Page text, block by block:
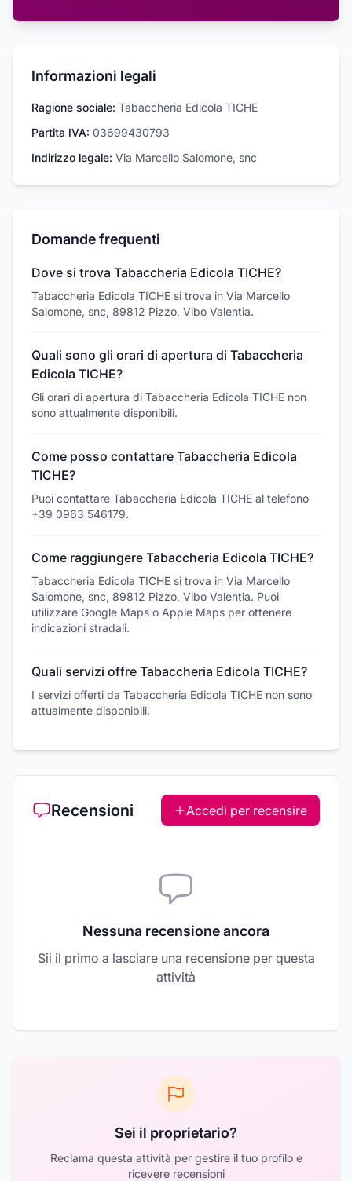
Informazioni legali
Ragione sociale: Tabaccheria Edicola TICHE
Partita IVA: 03699430793
Indirizzo legale: Via Marcello Salomone, snc
Domande frequenti
Dove si trova Tabaccheria Edicola TICHE?
Tabaccheria Edicola TICHE si trova in Via Marcello
Salomone, snc, 89812 Pizzo, Vibo Valentia.
Quali sono gli orari di apertura di Tabaccheria
Edicola TICHE?
Gli orari di apertura di Tabaccheria Edicola TICHE non
sono attualmente disponibili.
Come posso contattare Tabaccheria Edicola
TICHE?
Puoi contattare Tabaccheria Edicola TICHE al telefono
+39 0963 546179.
Come raggiungere Tabaccheria Edicola TICHE?
Tabaccheria Edicola TICHE si trova in Via Marcello
Salomone, snc, 89812 Pizzo, Vibo Valentia. Puoi
utilizzare Google Maps o Apple Maps per ottenere
indicazioni stradali.
Quali servizi offre Tabaccheria Edicola TICHE?
I servizi offerti da Tabaccheria Edicola TICHE non sono
attualmente disponibili.
Recensioni Accedi per recensire
Nessuna recensione ancora
Sii il primo a lasciare una recensione per questa
attività
Sei il proprietario?
Reclama questa attività per gestire il tuo profilo e
ricevere recensioni